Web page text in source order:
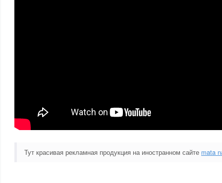
Тут красивая рекламная продукция на иностранном сайте mata